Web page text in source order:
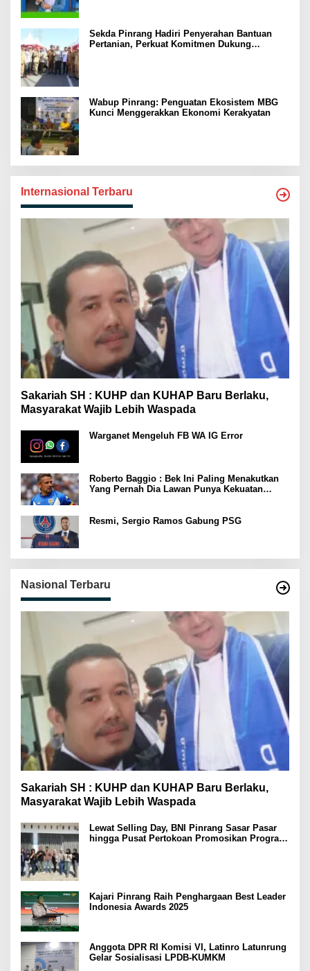
Sekda Pinrang Hadiri Penyerahan Bantuan
Pertanian, Perkuat Komitmen Dukung
Wabup Pinrang: Penguatan Ekosistem MBG
Kunci Menggerakkan Ekonomi Kerakyatan
Internasional Terbaru
Sakariah SH : KUHP dan KUHAP Baru Berlaku,
Masyarakat Wajib Lebih Waspada
Warganet Mengeluh FB WA IG Error
Roberto Baggio : Bek Ini Paling Menakutkan
Yang Pernah Dia Lawan Punya Kekuatan
Resmi, Sergio Ramos Gabung PSG
Nasional Terbaru
Sakariah SH : KUHP dan KUHAP Baru Berlaku,
Masyarakat Wajib Lebih Waspada
Lewat Selling Day, BNI Pinrang Sasar Pasar
hingga Pusat Pertokoan Promosikan Program
Kajari Pinrang Raih Penghargaan Best Leader
Indonesia Awards 2025
Anggota DPR RI Komisi VI, Latinro Latunrung
Gelar Sosialisasi LPDB-KUMKM